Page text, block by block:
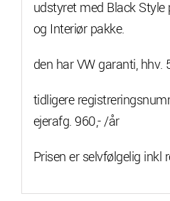
udstyret med Black
og Interiør pakke.
den har VW garanti, hhv.
tidligere
ejerafg. 960,- /år
Prisen er selvfølgelig inkl